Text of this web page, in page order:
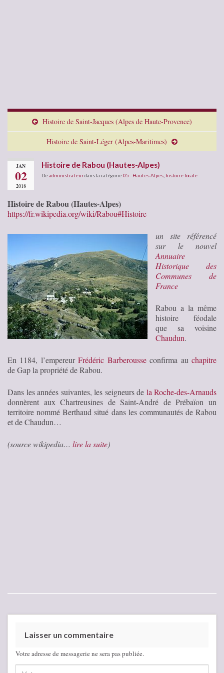
Histoire de Saint-Jacques (Alpes de Haute-Provence)
Histoire de Saint-Léger (Alpes-Maritimes)
JAN
02
2018
Histoire de Rabou (Hautes-Alpes)
Deadministrateurdans la catégorie05 - Hautes Alpes histoire locale
Histoire de Rabou (Hautes-Alpes)
https://fr.wikipedia.org/wiki/Rabou#Histoire
un site référencé
sur le nouvel
Annuaire
Historique des
Communes de
France
Rabou a la même
histoire féodale
que sa voisine
Chaudun.
En 1184, l’empereurFrédéric Barberousseconfirma auchapitre
de Gap la propriété de Rabou.
Dans les années suivantes, les seigneurs de la Roche-des-Arnauds
donnèrent aux Chartreusines de Saint-André de Prébaïon un
territoire nommé Berthaud situé dans les communautés de Rabou
et de Chaudun…
(source wikipedia… lire la suite)
Laisser un commentaire
Votre adresse de messagerie ne sera pas publiée.